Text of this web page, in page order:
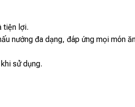
tiện lợi.
nướng đa dạng, đáp ứng mọi món
sử dụng.